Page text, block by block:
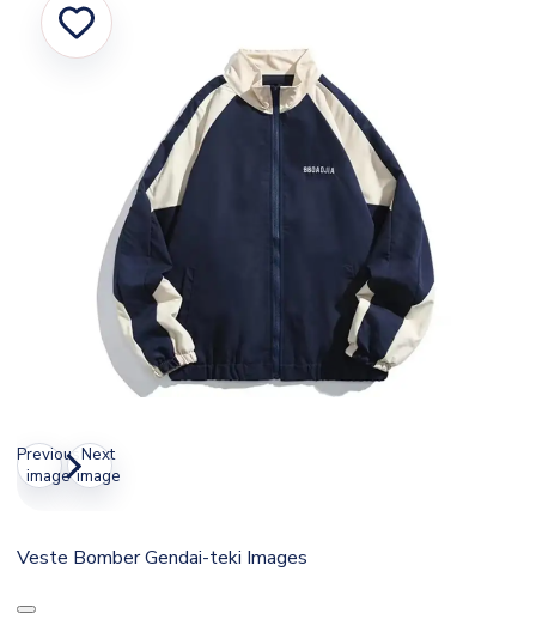
Previous
image
Next
image
Veste Bomber Gendai-teki Images